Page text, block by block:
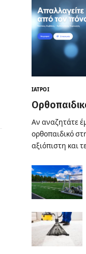
ΙΑΤΡΟΊ
Αν αναζητάτε
ορθοπαιδικό
αξιόπιστη και